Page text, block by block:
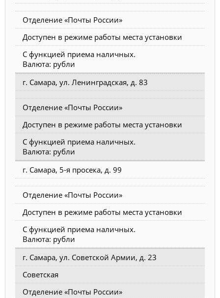
Отделение «Почты России»
Доступен в режиме работы места установки
С функцией приема наличных.
Валюта: рубли
г. Самара, ул. Ленинградская, д. 83
Отделение «Почты России»
Доступен в режиме работы места установки
С функцией приема наличных.
Валюта: рубли
г. Самара, 5-я просека, д. 99
Отделение «Почты России»
Доступен в режиме работы места установки
С функцией приема наличных.
Валюта: рубли
г. Самара, ул. Советской Армии, д. 23
Советская
Отделение «Почты России»